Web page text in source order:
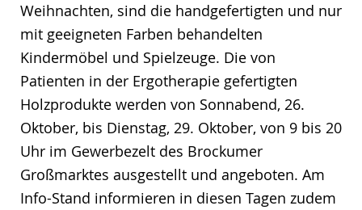
Weihnachten, sind die handgefertigten und nur
mit geeigneten Farben behandelten
Kindermöbel und Spielzeuge. Die von
Patienten in der Ergotherapie gefertigten
Holzprodukte werden von Sonnabend, 26.
Oktober, bis Dienstag, 29. Oktober, von 9 bis 20
Uhr im Gewerbezelt des Brockumer
Großmarktes ausgestellt und angeboten. Am
Info-Stand informieren in diesen Tagen zudem